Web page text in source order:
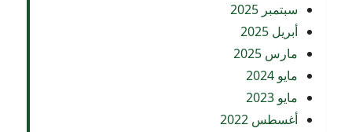
سبتمبر 2025
أبريل 2025
مارس 2025
مايو 2024
مايو 2023
أغسطس 2022